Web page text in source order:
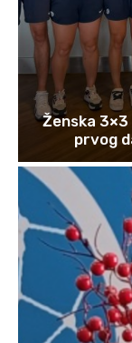
Ženska
prvog